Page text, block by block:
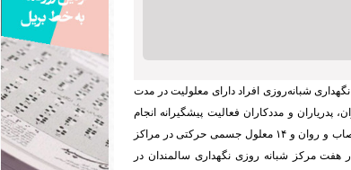
شبانه‌روزی افراد دارای معلولیت در مدت
پدریاران و مددکاران فعالیت پیشگیرانه انجام
دادند. وی افزود: در خراسان جنوبی ۳۴۳ معلول ذهنی بیش از ۱۸ سال، ۱۳۹ معلول اعصاب و روان و ۱۴ معلول جسمی حرکتی در مراکز
اظهار کرد: ۱۴۹ نفر از سالمندان که در هفت مرکز شبانه روزی نگهداری سالمندان در